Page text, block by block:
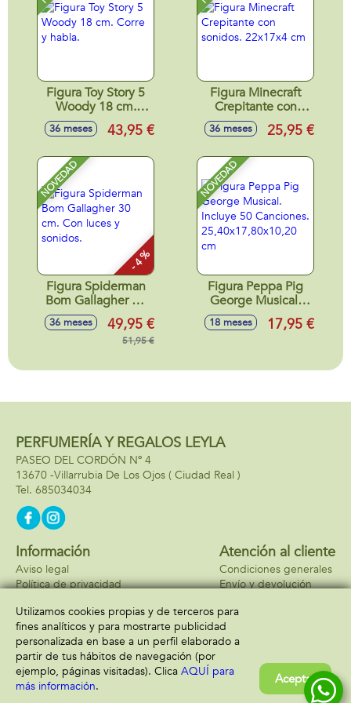
Figura Toy Story 5
Woody 18 cm.
Corre y habla.
36 meses 43,95 €
Figura Minecraft
Crepitante con
sonidos. 22x17x4
cm
36 meses 25,95 €
NOVEDAD
- 4 %
Figura Spiderman
Bom Gallagher 30
cm. Con luces y
sonidos.
36 meses 49,95 €
51,95 €
NOVEDAD
Figura Peppa Pig
George Musical.
Incluye 50
Canciones.
18 meses 17,95 €
PERFUMERÍA Y REGALOS LEYLA
PASEO DEL CORDÓN Nº 4
13670 -Villarrubia De Los Ojos ( Ciudad Real )
685034034
Información
Aviso legal
Política de privacidad
Atención al cliente
Condiciones generales
Envío y devolución
Formas de pago
Utilizamos cookies propias y de terceros para
fines analíticos y para mostrarte publicidad
personalizada en base a un perfil elaborado a
partir de tus hábitos de navegación (por
ejemplo, páginas visitadas). Clica AQUÍ para
más información. Aceptar